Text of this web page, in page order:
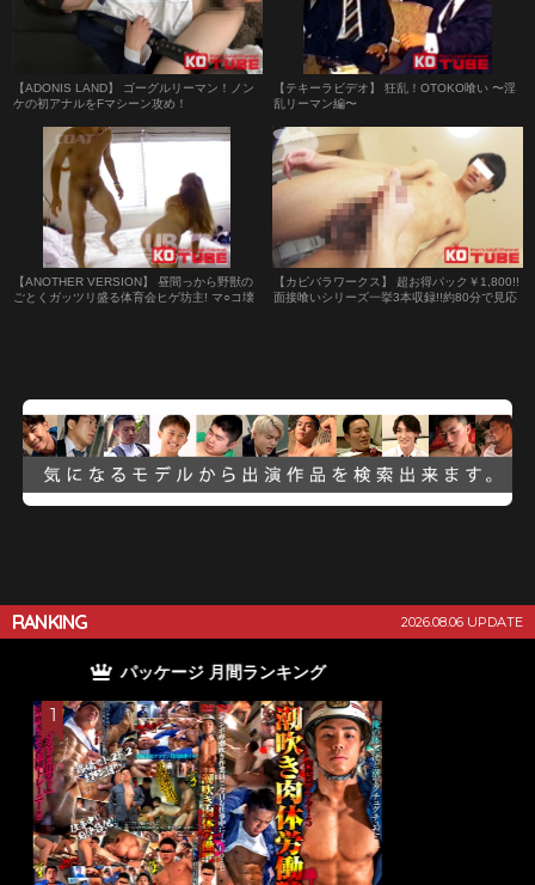
【ADONIS LAND】 ゴーグルリーマン！ノン
ケの初アナルをFマシーン攻め！
【テキーラビデオ】 狂乱！OTOKO喰い 〜淫
乱リーマン編〜
【ANOTHER VERSION】 昼間っから野獣の
ごとくガッツリ盛る体育会ヒゲ坊主! マ○コ壊
【カピバラワークス】 超お得パック￥1,800!!
面接喰いシリーズ一挙3本収録!!約80分で見応
RANKING 2026.08.06 UPDATE
単品 月間ランキング